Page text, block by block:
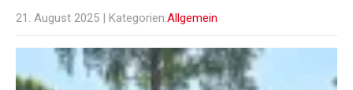
21. August 2025 | Kategorien:Allgemein